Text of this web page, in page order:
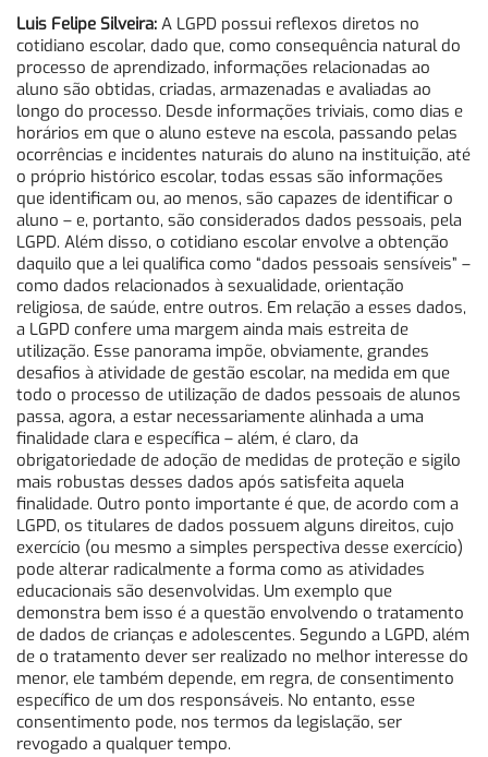
Luis Felipe Silveira: A LGPD possui reflexos diretos no
cotidiano escolar, dado que, como consequência natural do
processo de aprendizado, informações relacionadas ao
aluno são obtidas, criadas, armazenadas e avaliadas ao
longo do processo. Desde informações triviais, como dias e
horários em que o aluno esteve na escola, passando pelas
ocorrências e incidentes naturais do aluno na instituição, até
o próprio histórico escolar, todas essas são informações
que identificam ou, ao menos, são capazes de identificar o
aluno – e, portanto, são considerados dados pessoais, pela
LGPD. Além disso, o cotidiano escolar envolve a obtenção
daquilo que a lei qualifica como “dados pessoais sensíveis” –
como dados relacionados à sexualidade, orientação
religiosa, de saúde, entre outros. Em relação a esses dados,
a LGPD confere uma margem ainda mais estreita de
utilização. Esse panorama impõe, obviamente, grandes
desafios à atividade de gestão escolar, na medida em que
todo o processo de utilização de dados pessoais de alunos
passa, agora, a estar necessariamente alinhada a uma
finalidade clara e específica – além, é claro, da
obrigatoriedade de adoção de medidas de proteção e sigilo
mais robustas desses dados após satisfeita aquela
finalidade. Outro ponto importante é que, de acordo com a
LGPD, os titulares de dados possuem alguns direitos, cujo
exercício (ou mesmo a simples perspectiva desse exercício)
pode alterar radicalmente a forma como as atividades
educacionais são desenvolvidas. Um exemplo que
demonstra bem isso é a questão envolvendo o tratamento
de dados de crianças e adolescentes. Segundo a LGPD, além
de o tratamento dever ser realizado no melhor interesse do
menor, ele também depende, em regra, de consentimento
específico de um dos responsáveis. No entanto, esse
consentimento pode, nos termos da legislação, ser
revogado a qualquer tempo.